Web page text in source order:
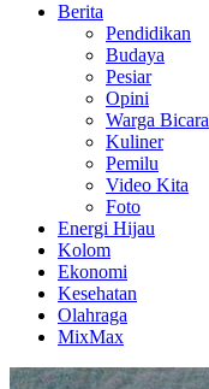
Berita
Pendidikan
Budaya
Pesiar
Opini
Warga Bicara
Kuliner
Pemilu
Video Kita
Foto
Energi Hijau
Kolom
Ekonomi
Kesehatan
Olahraga
MixMax